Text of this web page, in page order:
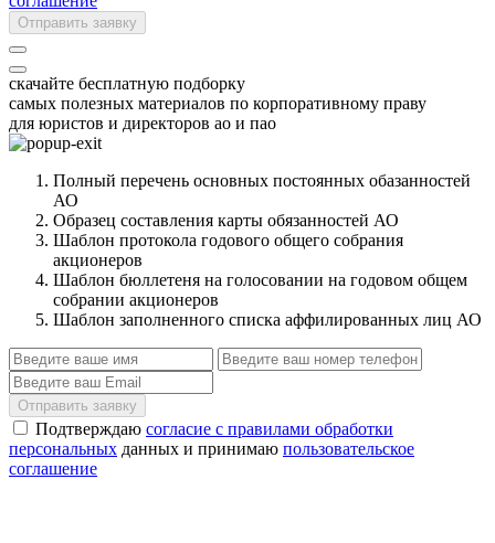
Отправить заявку
скачайте бесплатную подборку
самых полезных материалов по корпоративному праву
для юристов и директоров ао и пао
Полный перечень основных постоянных обазанностей
АО
Образец составления карты обязанностей АО
Шаблон протокола годового общего собрания
акционеров
Шаблон бюллетеня на голосовании на годовом общем
собрании акционеров
Шаблон заполненного списка аффилированных лиц АО
Отправить заявку
Подтверждаю согласие с правилами обработки
персональных данных и принимаю пользовательское
соглашение